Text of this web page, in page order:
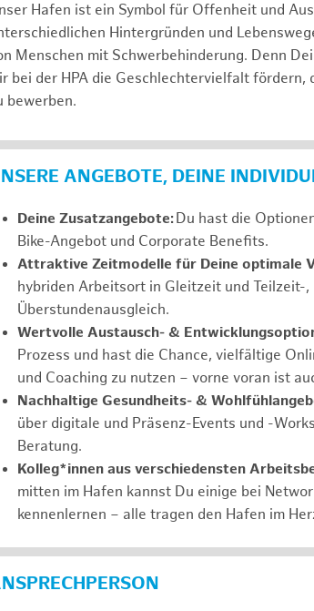
Hafen ist ein Symbol für Offenheit und
Hintergründen und
Menschen mit Schwerbehinderung. Denn
bei der HPA die Geschlechtervielfalt
bewerben.
ANGEBOTE, DEINE
Deine Zusatzangebote:Du hast die
Bike-Angebot und Corporate Benefits.
Attraktive Zeitmodelle für Deine optimale
hybriden Arbeitsort in Gleitzeit und Teilzeit-
Überstundenausgleich.
Wertvolle Austausch- &
Prozess und hast die Chance, vielfältige
und Coaching zu nutzen – vorne voran ist
Nachhaltige Gesundheits- &
über digitale und Präsenz-Events und -
Beratung.
Kolleg*innen aus verschiedensten
mitten im Hafen kannst Du einige bei
kennenlernen – alle tragen den Hafen im